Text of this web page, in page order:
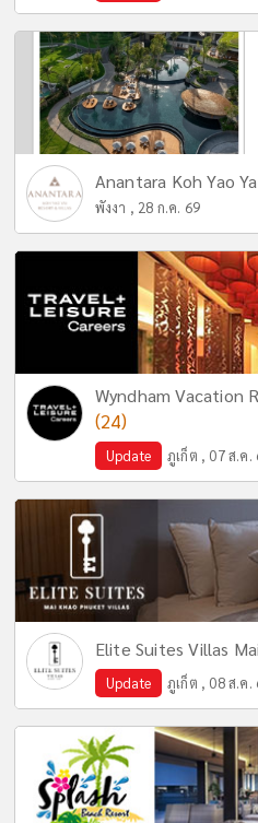
Anantara Koh Yao
พังงา , 28 ก.ค. 69
Wyndham Vacation
(24)
Update ภูเก็ต , 07 ส.ค.
Elite Suites Villas
Update ภูเก็ต , 08 ส.ค.